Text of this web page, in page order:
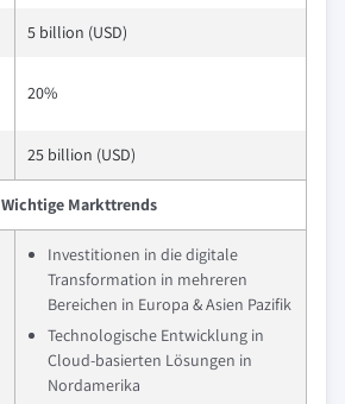
5 billion (USD)
20%
25 billion (USD)
Wichtige Markttrends
Investitionen in die digitale
Transformation in mehreren
Bereichen in Europa & Asien Pazifik
Technologische Entwicklung in
Cloud-basierten Lösungen in
Nordamerika